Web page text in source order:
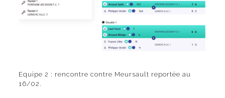
Equipe 2 : rencontre contre Meursault reportée au
16/02.